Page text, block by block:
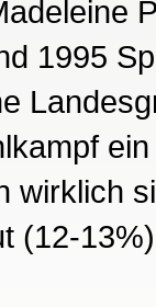
1995
wirklich
(12-